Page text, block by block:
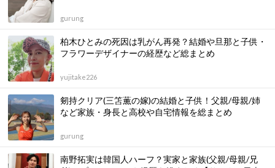
gurung
柏木ひとみの死因は乳がん再発？結婚や旦那と子供・
フラワーデザイナーの経歴など総まとめ
yujitake226
剱持クリア(三笘薫の嫁)の結婚と子供！父親/母親/姉
など家族・身長と高校や自宅情報を総まとめ
gurung
南野拓実は韓国人ハーフ？実家と家族(父親/母親/兄